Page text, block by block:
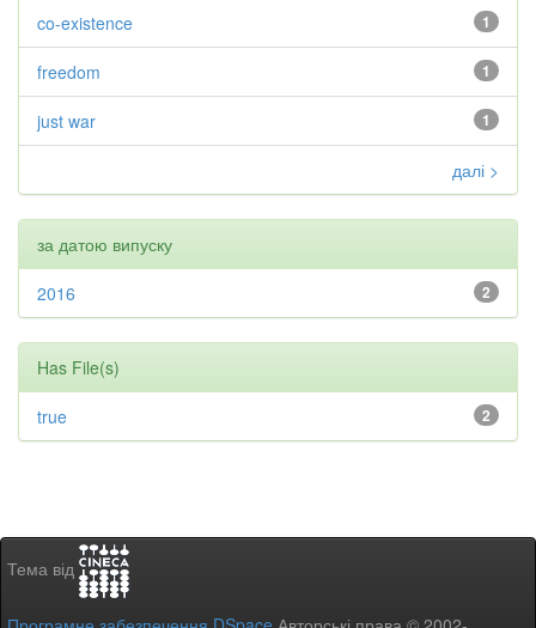
1
co-existence
1
freedom
1
just war
далі >
за датою випуску
2
2016
Has File(s)
2
true
Тема від